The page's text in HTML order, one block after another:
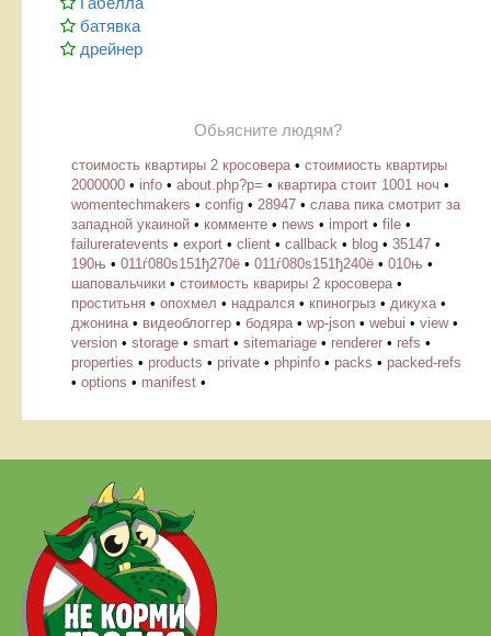
батявка
дрейнер
Обьясните людям?
стоимость квартиры 2 кросовера • стоимиость квартиры
2000000 • info • about.php?p= • квартира стоит 1001 ноч •
womentechmakers • config • 28947 • слава пика смотрит за
западной укаиной • комменте • news • import • file •
failureratevents • export • client • callback • blog • 35147 •
190њ • 011ѓ080ѕ151ђ270ё • 011ѓ080ѕ151ђ240ё • 010њ •
шаповальчики • стоимость квариры 2 кросовера •
проститьня • опохмел • надрался • кпиногрыз • дикуха •
джонина • видеоблоггер • бодяра • wp-json • webui • view•
version • storage • smart • sitemariage • renderer • refs •
properties • products • private • phpinfo • packs • packed-refs
• options • manifest •